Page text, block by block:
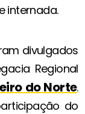
internada.
divulgados
Regional
do Norte.
do